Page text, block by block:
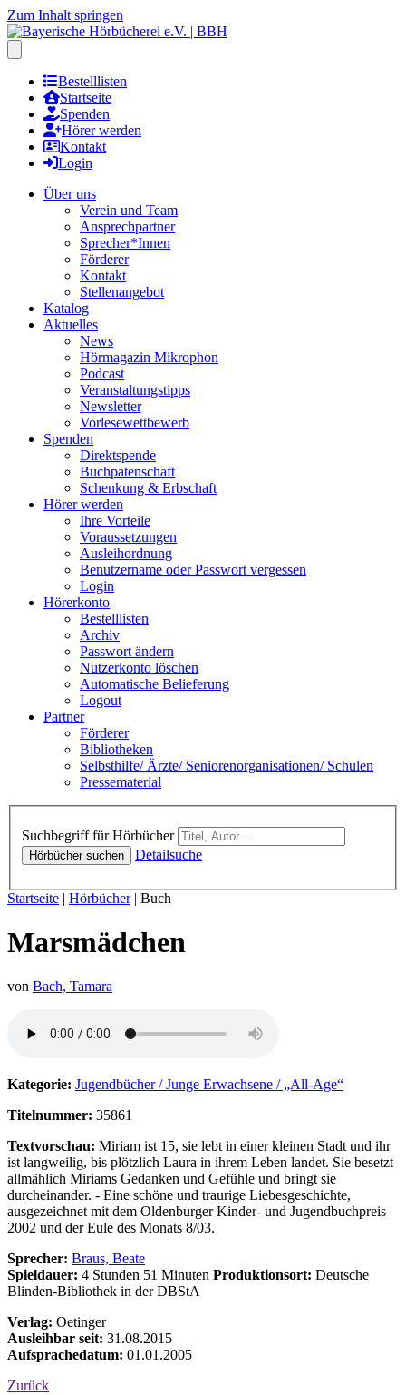
Zum Inhalt springen
Bestelllisten
Startseite
Spenden
Hörer werden
Kontakt
Login
Über uns
Verein und Team
Ansprechpartner
Sprecher*Innen
Förderer
Kontakt
Stellenangebot
Katalog
Aktuelles
News
Hörmagazin Mikrophon
Podcast
Veranstaltungstipps
Newsletter
Vorlesewettbewerb
Spenden
Direktspende
Buchpatenschaft
Schenkung & Erbschaft
Hörer werden
Ihre Vorteile
Voraussetzungen
Ausleihordnung
Benutzername oder Passwort vergessen
Login
Hörerkonto
Bestelllisten
Archiv
Passwort ändern
Nutzerkonto löschen
Automatische Belieferung
Logout
Partner
Förderer
Bibliotheken
Selbsthilfe/ Ärzte/ Seniorenorganisationen/ Schulen
Pressematerial
Suchbegriff für Hörbücher
Hörbücher suchen Detailsuche
Sie sind hier:
Startseite | Hörbücher| Buch
Marsmädchen
von Bach, Tamara
Kategorie: Jugendbücher / Junge Erwachsene / „All-Age“
Titelnummer: 35861
Textvorschau: Miriam ist 15, sie lebt in einer kleinen Stadt und ihr
ist langweilig, bis plötzlich Laura in ihrem Leben landet. Sie besetzt
allmählich Miriams Gedanken und Gefühle und bringt sie
durcheinander. - Eine schöne und traurige Liebesgeschichte,
ausgezeichnet mit dem Oldenburger Kinder- und Jugendbuchpreis
2002 und der Eule des Monats 8/03.
Sprecher: Braus, Beate
Spieldauer: 4 Stunden 51 Minuten Produktionsort: Deutsche
Blinden-Bibliothek in der DBStA
Verlag: Oetinger
Ausleihbar seit: 31.08.2015
Aufsprachedatum: 01.01.2005
Zurück